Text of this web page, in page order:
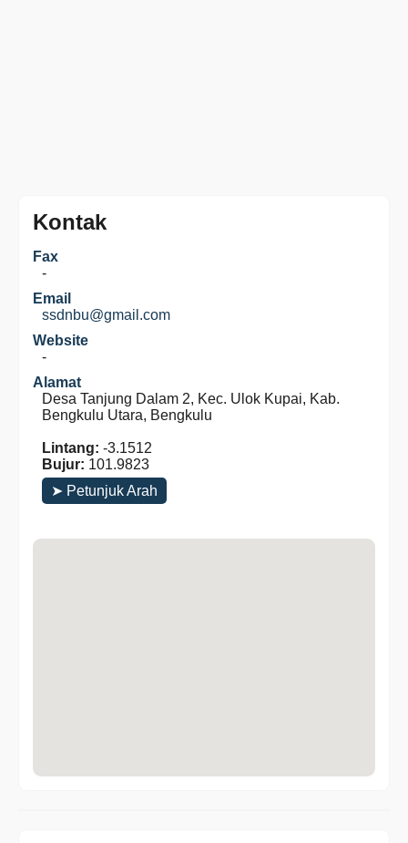
Kontak
Fax
-
Email
ssdnbu@gmail.com
Website
-
Alamat
Desa Tanjung Dalam 2, Kec. Ulok Kupai, Kab.
Bengkulu Utara, Bengkulu
Lintang: -3.1512
Bujur: 101.9823
➤ Petunjuk Arah